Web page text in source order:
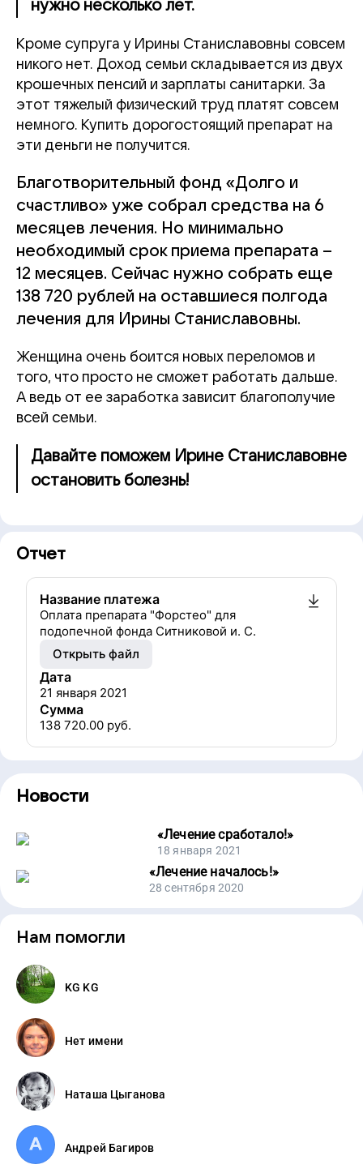
нужно несколько лет.
Кроме супруга у Ирины Станиславовны совсем
никого нет. Доход семьи складывается из двух
крошечных пенсий и зарплаты санитарки. За
этот тяжелый физический труд платят совсем
немного. Купить дорогостоящий препарат на
эти деньги не получится.
Благотворительный фонд «Долго и
счастливо» уже собрал средства на 6
месяцев лечения. Но минимально
необходимый срок приема препарата –
12 месяцев. Сейчас нужно собрать еще
138 720 рублей на оставшиеся полгода
лечения для Ирины Станиславовны.
Женщина очень боится новых переломов и
того, что просто не сможет работать дальше.
А ведь от ее заработка зависит благополучие
всей семьи.
Давайте поможем Ирине Станиславовне
остановить болезнь!
Отчет
Название платежа
Оплата препарата "Форстео" для
подопечной фонда Ситниковой и. С.
Открыть файл
Дата
21 января 2021
Сумма
138 720.00 руб.
Новости
«Лечение сработало!»
18 января 2021
«Лечение началось!»
28 сентября 2020
Нам помогли
KG KG
Нет имени
Наташа Цыганова
Андрей Багиров